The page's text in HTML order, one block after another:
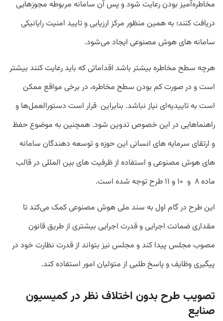
مخاطره‌آمیز بودن رعایت شود و پس آن سامانه مربوطه مجوزهایی
دریافت کنند؛ به همین منظور مرکز ارزیابی و تایید امنیت رایانیکی
سامانه های هوش مصنوعی ایجاد می‌شود.
هرچه سطح مخاطره بیشتر باشد اقداماتی که باید رعایت کنند بیشتر
است و در صورت کم بودن سطح مخاطره، در برخی مواقع ممکن
است به تاییدیه‌ای نیاز نباشد. بنابراین قرار است دستورالعمل‌ها و
راهنماهایی در این خصوص تدوین شود. همچنین به موضوع حفظ
و ارتقای سرمایه های انسانی این حوزه و توسعه دهندگان سامانه
های هوش مصنوعی و استفاده از ظرفیت های بین المللی در قالب
ماده ۸ و ۱۰ و ۱۱ طرح توجه شده است.
این طرح در گام اول به سند ملی هوش مصنوعی کمک می‌کند تا
مقداری ضمانت اجرایی و قدرت اجرایی بیشتری از طریق قانون
مصوب مجلس پیدا کند و مجلس نیز بتواند از قدرت نظارت خود در
پیگیری وظایف و پاسخ طلبی از متولیان امور استفاده کند.
تصویب طرح بدون اختلاف‌ نظر در کمیسیون
صنایع